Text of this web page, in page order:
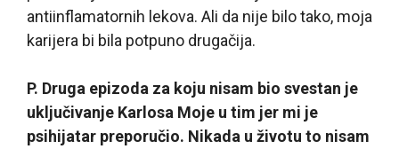
antiinflamatornih lekova. Ali da nije bilo tako, moja
karijera bi bila potpuno drugačija.
P. Druga epizoda za koju nisam bio svestan je
uključivanje Karlosa Moje u tim jer mi je
psihijatar preporučio. Nikada u životu to nisam